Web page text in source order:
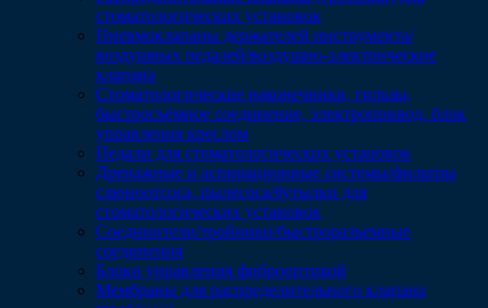
стоматологических установок
Пневмоклапаны держателей инструмента/
воздушных педалей/воздушно-электрические
клапана
Стоматологические наконечники, гильзы,
быстросъёмное соединение, электропривод, блок
управления креслом
Педали для стоматологических установок
Дренажные и аспирационные системы/фильтры
слюноотсоса, пылесоса/бутылки для
стоматологических установок
Соединители/тройники/быстроразъемные
соединения
Блоки управления фиброоптикой
Мембраны для распределительного клапана